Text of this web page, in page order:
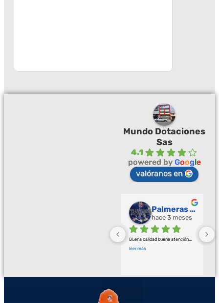
Mundo Dotaciones
Sas
4.1
powered by Google
valóranos en
Palmeras Doradas
hace 3 meses
Buena calidad buena atención
leer más